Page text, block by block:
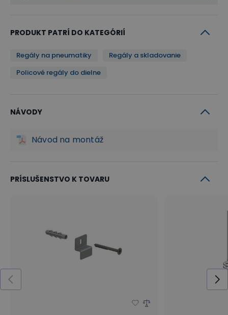
PRODUKT PATRÍ DO KATEGÓRIÍ
Regály na pneumatiky
Regály a skladovanie
Policové regály do dielne
NÁVODY
Návod na montáž
PRÍSLUŠENSTVO K TOVARU